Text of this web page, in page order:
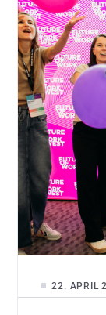
22. APRIL